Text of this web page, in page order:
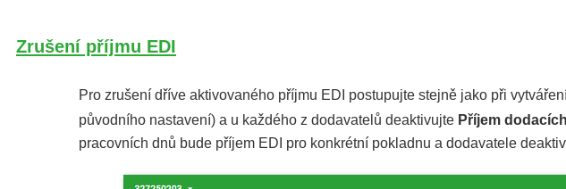
Zrušení příjmu EDI
Pro zrušení dříve aktivovaného příjmu EDI postupujte stejně jako při
původního nastavení) a u každého z dodavatelů deaktivujte Příjem
pracovních dnů bude příjem EDI pro konkrétní pokladnu a dodavatele